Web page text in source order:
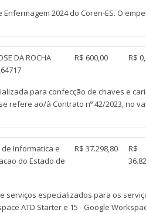
2024 do Coren-ES. O
DA ROCHA
R$ 600,00 R$
para confecção de chaves e
ao/à Contrato nº 42/2023, no
de Informatica e
do Estado de
R$ 37.298,80
R$
especializados para os
ATD Starter e 15 - Google